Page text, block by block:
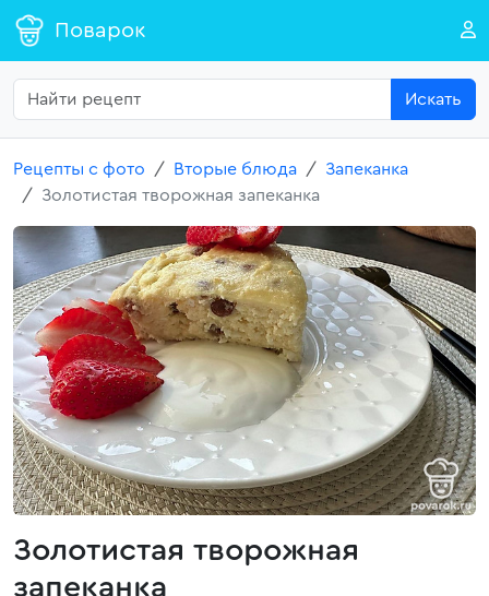
Поварок
Искать
Рецепты с фото Вторые блюда
Запеканка
Золотистая творожная запеканка
Золотистая творожная
запеканка